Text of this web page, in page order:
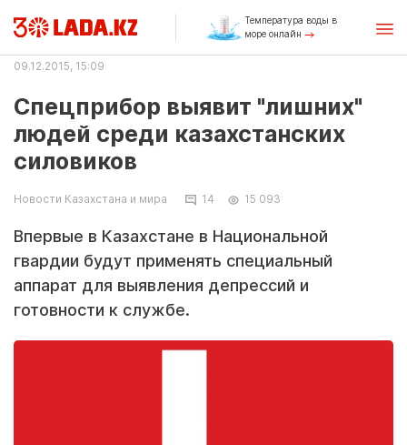
Температура воды в
море онлайн
09.12.2015, 15:09
Спецприбор выявит "лишних"
людей среди казахстанских
силовиков
Новости Казахстана и мира 14 15 093
Впервые в Казахстане в Национальной
гвардии будут применять специальный
аппарат для выявления депрессий и
готовности к службе.